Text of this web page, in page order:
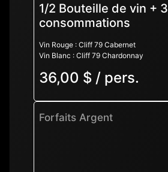
1/2 Bouteille de vin + 3
consommations
Vin Rouge : Cliff 79 Cabernet
Vin Blanc : Cliff 79 Chardonnay
36,00 $ / pers.
Forfaits Argent